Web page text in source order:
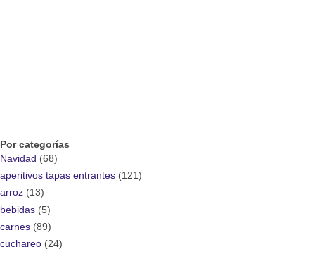
Por categorías
Navidad (68)
aperitivos tapas entrantes (121)
arroz (13)
bebidas (5)
carnes (89)
cuchareo (24)